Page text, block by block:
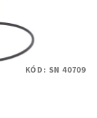
KÓD: SN 40709